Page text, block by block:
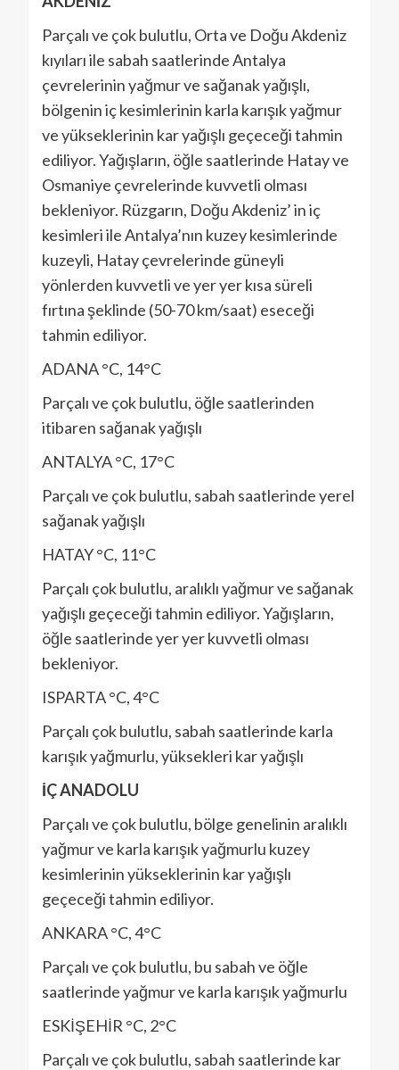
Parçalı ve çok bulutlu, Orta ve Doğu Akdeniz
kıyıları ile sabah saatlerinde Antalya
çevrelerinin yağmur ve sağanak yağışlı,
bölgenin iç kesimlerinin karla karışık yağmur
ve yükseklerinin kar yağışlı geçeceği tahmin
ediliyor. Yağışların, öğle saatlerinde Hatay ve
Osmaniye çevrelerinde kuvvetli olması
bekleniyor. Rüzgarın, Doğu Akdeniz’ in iç
kesimleri ile Antalya’nın kuzey kesimlerinde
kuzeyli, Hatay çevrelerinde güneyli
yönlerden kuvvetli ve yer yer kısa süreli
fırtına şeklinde (50-70 km/saat) eseceği
tahmin ediliyor.
ADANA °C, 14°C
Parçalı ve çok bulutlu, öğle saatlerinden
itibaren sağanak yağışlı
ANTALYA °C, 17°C
Parçalı ve çok bulutlu, sabah saatlerinde yerel
sağanak yağışlı
HATAY °C, 11°C
Parçalı çok bulutlu, aralıklı yağmur ve sağanak
yağışlı geçeceği tahmin ediliyor. Yağışların,
öğle saatlerinde yer yer kuvvetli olması
bekleniyor.
ISPARTA °C, 4°C
Parçalı çok bulutlu, sabah saatlerinde karla
karışık yağmurlu, yüksekleri kar yağışlı
İÇ ANADOLU
Parçalı ve çok bulutlu, bölge genelinin aralıklı
yağmur ve karla karışık yağmurlu kuzey
kesimlerinin yükseklerinin kar yağışlı
geçeceği tahmin ediliyor.
ANKARA °C, 4°C
Parçalı ve çok bulutlu, bu sabah ve öğle
saatlerinde yağmur ve karla karışık yağmurlu
ESKİŞEHİR °C, 2°C
Parçalı ve çok bulutlu, sabah saatlerinde kar